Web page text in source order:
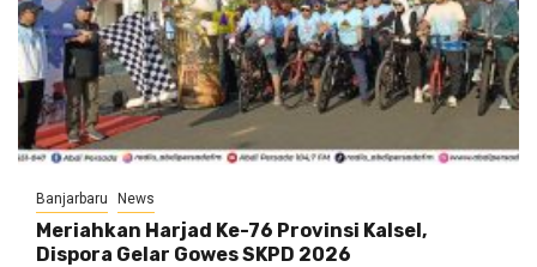
Banjarbaru News
Meriahkan Harjad Ke-76 Provinsi Kalsel,
Dispora Gelar Gowes SKPD 2026